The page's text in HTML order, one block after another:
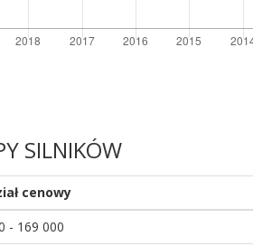
SILNIKÓW
cenowy
- 169 000